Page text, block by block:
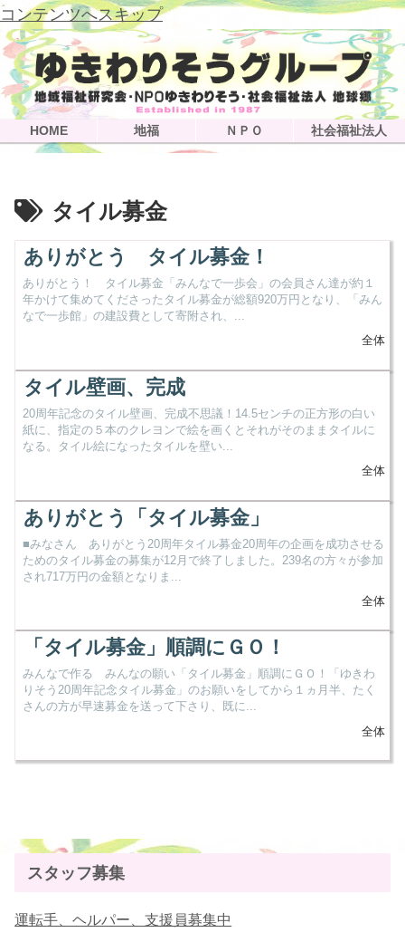
コンテンツへスキップ
HOME 地福 ＮＰＯ 社会福祉法人
タイル募金
ありがとう タイル募金！
ありがとう！ タイル募金「みんなで一歩会」の会員さん達が約１
年かけて集めてくださったタイル募金が総額920万円となり、「みん
なで一歩館」の建設費として寄附され、...
全体
タイル壁画、完成
20周年記念のタイル壁画、完成不思議！14.5センチの正方形の白い
紙に、指定の５本のクレヨンで絵を画くとそれがそのままタイルに
なる。タイル絵になったタイルを壁い...
全体
ありがとう「タイル募金」
■みなさん ありがとう20周年タイル募金20周年の企画を成功させる
ためのタイル募金の募集が12月で終了しました。239名の方々が参加
され717万円の金額となりま...
全体
「タイル募金」順調にＧＯ！
みんなで作る みんなの願い「タイル募金」順調にＧＯ！「ゆきわ
りそう20周年記念タイル募金」のお願いをしてから１ヵ月半、たく
さんの方が早速募金を送って下さり、既に...
全体
スタッフ募集
運転手、ヘルパー、支援員募集中